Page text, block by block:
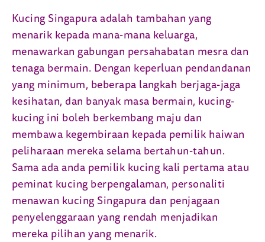
Kucing Singapura adalah tambahan yang
menarik kepada mana-mana keluarga,
menawarkan gabungan persahabatan mesra dan
tenaga bermain. Dengan keperluan pendandanan
yang minimum, beberapa langkah berjaga-jaga
kesihatan, dan banyak masa bermain, kucing-
kucing ini boleh berkembang maju dan
membawa kegembiraan kepada pemilik haiwan
peliharaan mereka selama bertahun-tahun.
Sama ada anda pemilik kucing kali pertama atau
peminat kucing berpengalaman, personaliti
menawan kucing Singapura dan penjagaan
penyelenggaraan yang rendah menjadikan
mereka pilihan yang menarik.